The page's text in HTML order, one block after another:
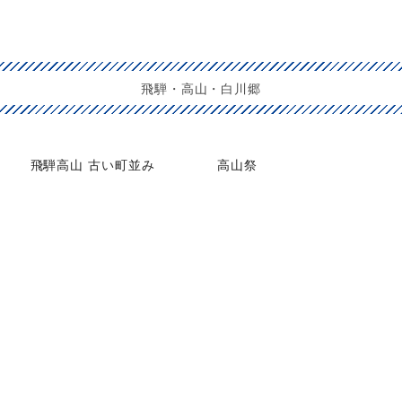
飛騨・高山・白川郷
飛騨高山 古い町並み 高山祭